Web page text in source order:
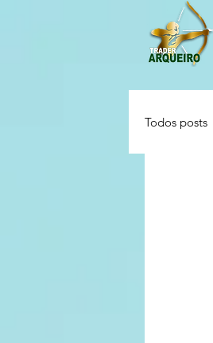
Todos posts